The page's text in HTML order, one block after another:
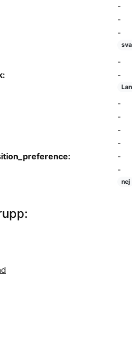
-
-
-
-
-
-
-
-
-
-
-
nej